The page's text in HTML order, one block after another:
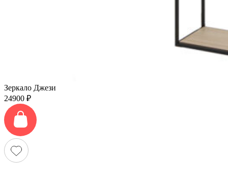
Зеркало Джези
24900 ₽